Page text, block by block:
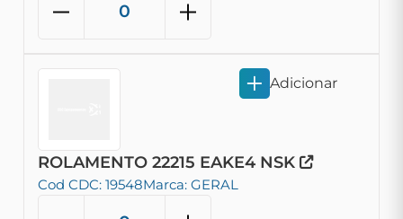
ROLAMENTO 22215 EAKE4 NSK
Cod CDC: 19548Marca: GERAL
Adicionar